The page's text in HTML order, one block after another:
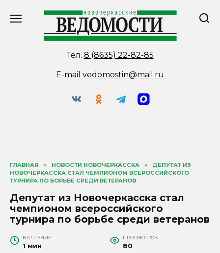
Тел. 8 (8635) 22-82-85
E-mail vedomostin@mail.ru
ГЛАВНАЯ » НОВОСТИ НОВОЧЕРКАССКА »
ДЕПУТАТ ИЗ
НОВОЧЕРКАССКА СТАЛ ЧЕМПИОНОМ ВСЕРОССИЙСКОГО
ТУРНИРА ПО БОРЬБЕ СРЕДИ ВЕТЕРАНОВ
Депутат из Новочеркасска стал
чемпионом всероссийского
турнира по борьбе среди ветеранов
НА ЧТЕНИЕ
1 мин
ПРОСМОТРОВ
80